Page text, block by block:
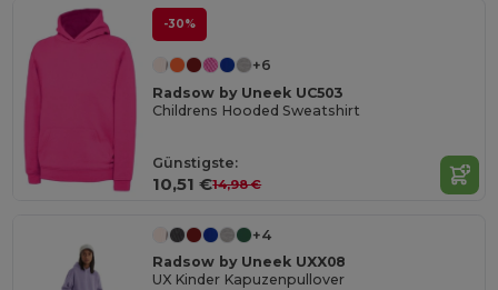
-30%
+6
Radsow by Uneek UC503
Childrens Hooded Sweatshirt
Günstigste:
10,51 €14,98 €
+4
Radsow by Uneek UXX08
UX Kinder Kapuzenpullover